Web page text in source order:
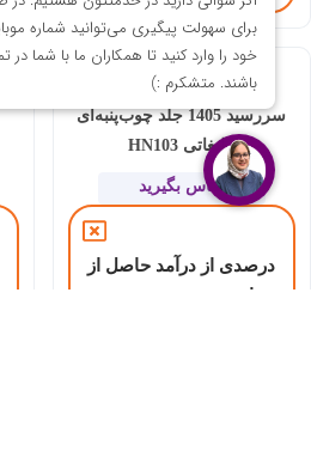
سررسید 1405 جلد چوب‌پنبه‌‌ای
تبلیغاتی HN103
تماس بگیرید
درصدی از درآمد حاصل از
این هدیه به موسسه